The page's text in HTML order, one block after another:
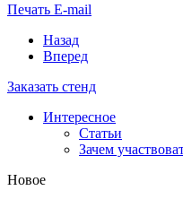
Печать E-mail
Назад
Вперед
Заказать стенд
Интересное
Статьи
Зачем
Новое